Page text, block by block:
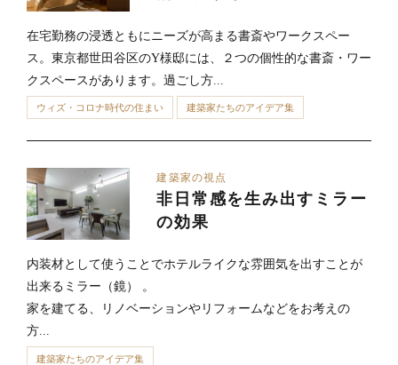
在宅勤務の浸透ともにニーズが高まる書斎やワークスペー
ス。東京都世田谷区のY様邸には、２つの個性的な書斎・ワー
クスペースがあります。過ごし方...
ウィズ・コロナ時代の住まい 建築家たちのアイデア集
建築家の視点
非日常感を生み出すミラー
の効果
内装材として使うことでホテルライクな雰囲気を出すことが
出来るミラー（鏡） 。
家を建てる、リノベーションやリフォームなどをお考えの
方...
建築家たちのアイデア集